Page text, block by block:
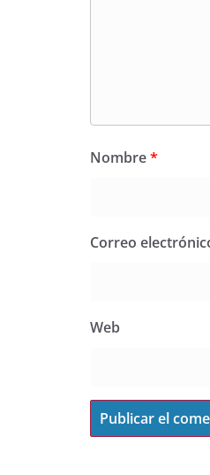
Nombre*
Correo
Web